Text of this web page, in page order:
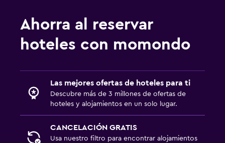
Ahorra al reservar
hoteles con momondo
Las mejores ofertas de hoteles para ti
Descubre más de 3 millones de ofertas de
hoteles y alojamientos en un solo lugar.
CANCELACIÓN GRATIS
Usa nuestro filtro para encontrar alojamientos